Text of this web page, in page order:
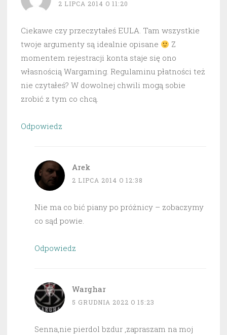
2 LIPCA 2014 O 11:20
Ciekawe czy przeczytałeś EULA. Tam wszystkie
twoje argumenty są idealnie opisane
Z
momentem rejestracji konta staje się ono
własnością Wargaming. Regulaminu płatności też
nie czytałeś? W dowolnej chwili mogą sobie
zrobić z tym co chcą.
Odpowiedz
Arek
2 LIPCA 2014 O 12:38
Nie ma co bić piany po próżnicy – zobaczymy
co sąd powie.
Odpowiedz
Warghar
5 GRUDNIA 2022 O 15:23
Senna,nie pierdol bzdur ,zapraszam na moj